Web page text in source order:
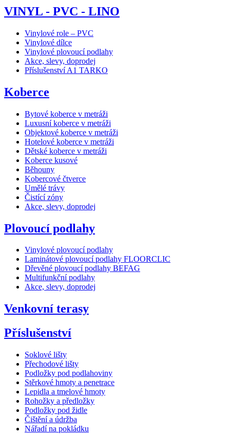
VINYL - PVC - LINO
Vinylové role – PVC
Vinylové dílce
Vinylové plovoucí podlahy
Akce, slevy, doprodej
Příslušenství A1 TARKO
Koberce
Bytové koberce v metráži
Luxusní koberce v metráži
Objektové koberce v metráži
Hotelové koberce v metráži
Dětské koberce v metráži
Koberce kusové
Běhouny
Kobercové čtverce
Umělé trávy
Čistící zóny
Akce, slevy, doprodej
Plovoucí podlahy
Vinylové plovoucí podlahy
Laminátové plovoucí podlahy FLOORCLIC
Dřevěné plovoucí podlahy BEFAG
Multifunkční podlahy
Akce, slevy, doprodej
Venkovní terasy
Příslušenství
Soklové lišty
Přechodové lišty
Podložky pod podlahoviny
Stěrkové hmoty a penetrace
Lepidla a tmelové hmoty
Rohožky a předložky
Podložky pod židle
Čištění a údržba
Nářadí na pokládku